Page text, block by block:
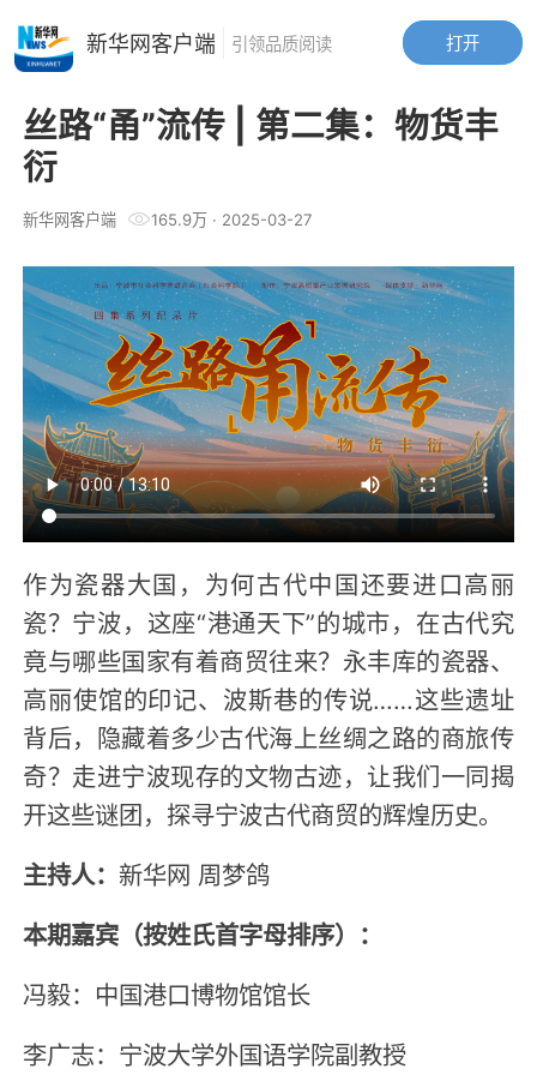
丝路“甬”流传 | 第二集：物货丰
衍
新华网客户端 165.9万· 2025-03-27
作为瓷器大国，为何古代中国还要进口高丽
瓷？宁波，这座“港通天下”的城市，在古代究
竟与哪些国家有着商贸往来？永丰库的瓷器、
高丽使馆的印记、波斯巷的传说……这些遗址
背后，隐藏着多少古代海上丝绸之路的商旅传
奇？走进宁波现存的文物古迹，让我们一同揭
开这些谜团，探寻宁波古代商贸的辉煌历史。
主持人： 新华网 周梦鸽
本期嘉宾（按姓氏首字母排序）：
冯毅：中国港口博物馆馆长
李广志：宁波大学外国语学院副教授
打开
新华网客户端 引领品质阅读